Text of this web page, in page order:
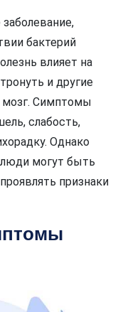
бактерий
влияет на
и другие
мозг. Симптомы
слабость,
Однако
могут быть
признаки